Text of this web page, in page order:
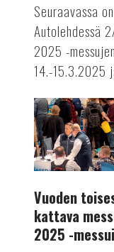
reportaasi
tapahtumasta
Seuraavassa
Autolehdessä
2025 -
14.-15.3.2025
Vuoden
toisessa
Suomen
Autolehdessä
kattava
messuraportti
Autokorjaamo
2025
-
Vuoden
kattava
2025 -